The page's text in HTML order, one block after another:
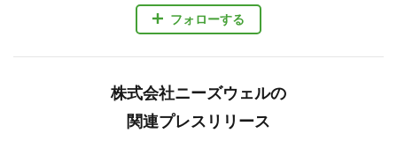
フォローする
株式会社ニーズウェルの
関連プレスリリース